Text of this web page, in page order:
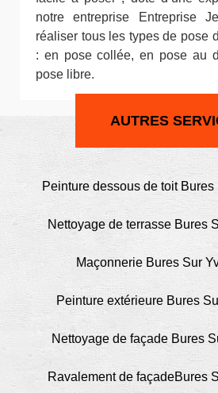
notre entreprise Entreprise
réaliser tous les types de pose
: en pose collée, en pose au
pose libre.
AUTRES
Peinture dessous de toit Bures
Nettoyage de terrasse Bures
Maçonnerie Bures Sur
Peinture extérieure Bures
Nettoyage de façade Bures
Ravalement de façadeBures